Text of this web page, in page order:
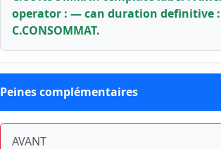
operator : — can duration definitive :
C.CONSOMMAT.
Peines complémentaires
AVANT